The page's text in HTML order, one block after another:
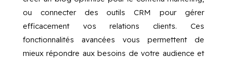
ou connecter des outils CRM pour gérer
efficacement vos relations clients. Ces
fonctionnalités avancées vous permettent de
mieux répondre aux besoins de votre audience et